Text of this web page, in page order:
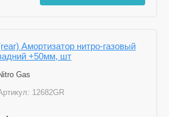
Амортизатор нитро-газовый
+50мм, шт
Gas
12682GR